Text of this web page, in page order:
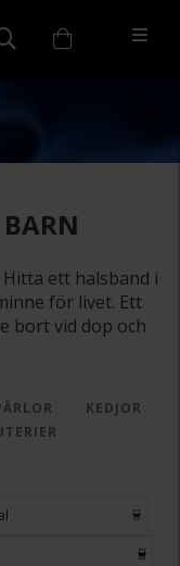
ett halsband i
för livet. Ett
bort vid dop och
KEDJOR